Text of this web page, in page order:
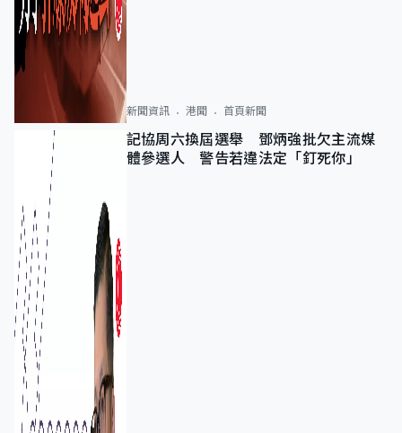
新聞資訊 港聞 首頁新聞
記協周六換屆選舉 鄧炳強批欠主流媒
體參選人 警告若違法定「釘死你」